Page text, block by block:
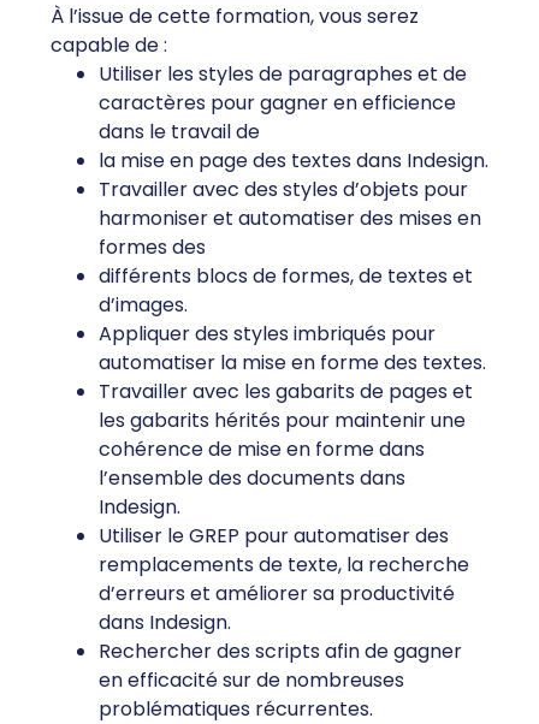
À l’issue de cette formation, vous serez
capable de :
Utiliser les styles de paragraphes et de
caractères pour gagner en efficience
dans le travail de
la mise en page des textes dans Indesign.
Travailler avec des styles d’objets pour
harmoniser et automatiser des mises en
formes des
différents blocs de formes, de textes et
d’images.
Appliquer des styles imbriqués pour
automatiser la mise en forme des textes.
Travailler avec les gabarits de pages et
les gabarits hérités pour maintenir une
cohérence de mise en forme dans
l’ensemble des documents dans
Indesign.
Utiliser le GREP pour automatiser des
remplacements de texte, la recherche
d’erreurs et améliorer sa productivité
dans Indesign.
Rechercher des scripts afin de gagner
en efficacité sur de nombreuses
problématiques récurrentes.